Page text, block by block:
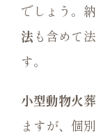
でしょう。
法 も含めて
す。
小型動物火
ますが、個